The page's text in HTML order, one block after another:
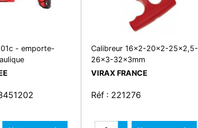
- emporte-
Quantité
Calibreur 16x2-20x2-25x2,5-
26x3-32x3mm
VIRAX FRANCE
Réf : 221276
Quantité